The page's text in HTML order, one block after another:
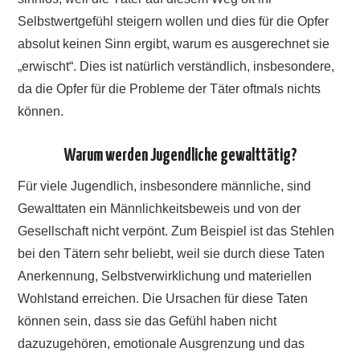
Selbstwertgefühl steigern wollen und dies für die Opfer
absolut keinen Sinn ergibt, warum es ausgerechnet sie
„erwischt“. Dies ist natürlich verständlich, insbesondere,
da die Opfer für die Probleme der Täter oftmals nichts
können.
Warum werden Jugendliche gewalttätig?
Für viele Jugendlich, insbesondere männliche, sind
Gewalttaten ein Männlichkeitsbeweis und von der
Gesellschaft nicht verpönt. Zum Beispiel ist das Stehlen
bei den Tätern sehr beliebt, weil sie durch diese Taten
Anerkennung, Selbstverwirklichung und materiellen
Wohlstand erreichen. Die Ursachen für diese Taten
können sein, dass sie das Gefühl haben nicht
dazuzugehören, emotionale Ausgrenzung und das